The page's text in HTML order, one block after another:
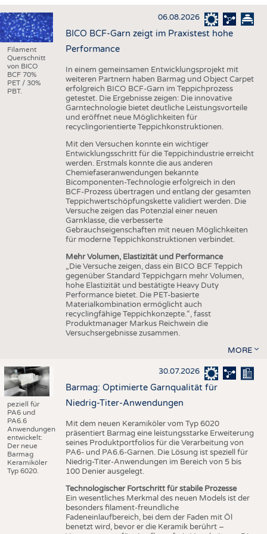
HAUS- UND HEIMTEXTILIEN
BEKLEIDUNG
TESTS
BUSINESS
UNTERNEHMEN
AUSSCHREIBUNGEN
DTV AUSSCHREIBUNGSDIENST
STATISTICS
ADRESSEN & LINKS
PUBLIKATIONEN
BRANCHENTERMINE
Filament
Querschnitt
von BICO
BCF 70%
PET / 30%
PBT.
06.08.2026
BICO BCF-Garn zeigt im Praxistest hohe
Performance
In einem gemeinsamen Entwicklungsprojekt mit
weiteren Partnern haben Barmag und Object Carpet
erfolgreich BICO BCF-Garn im Teppichprozess
getestet. Die Ergebnisse zeigen: Die innovative
Garntechnologie bietet deutliche Leistungsvorteile
und eröffnet neue Möglichkeiten für
recyclingorientierte Teppichkonstruktionen.
Mit den Versuchen konnte ein wichtiger
Entwicklungsschritt für die Teppichindustrie erreicht
werden. Erstmals konnte die aus anderen
Chemiefaseranwendungen bekannte
Bicomponenten-Technologie erfolgreich in den
BCF-Prozess übertragen und entlang der gesamten
Teppichwertschöpfungskette validiert werden. Die
Versuche zeigen das Potenzial einer neuen
Garnklasse, die verbesserte
Gebrauchseigenschaften mit neuen Möglichkeiten
für moderne Teppichkonstruktionen verbindet.
Mehr Volumen, Elastizität und Performance
„Die Versuche zeigen, dass ein BICO BCF Teppich
gegenüber Standard Teppichgarn mehr Volumen,
hohe Elastizität und bestätigte Heavy Duty
Performance bietet. Die PET-basierte
Materialkombination ermöglicht auch
recyclingfähige Teppichkonzepte.“, fasst
Produktmanager Markus Reichwein die
Versuchsergebnisse zusammen.
MORE
peziell für
PA6 und
PA6.6
Anwendungen
entwickelt:
Der neue
Barmag
Keramiköler
Typ 6020.
30.07.2026
Barmag: Optimierte Garnqualität für
Niedrig-Titer-Anwendungen
Mit dem neuen Keramiköler vom Typ 6020
präsentiert Barmag eine leistungsstarke Erweiterung
seines Produktportfolios für die Verarbeitung von
PA6- und PA6.6-Garnen. Die Lösung ist speziell für
Niedrig-Titer-Anwendungen im Bereich von 5 bis
100 Denier ausgelegt.
Technologischer Fortschritt für stabile Prozesse
Ein wesentliches Merkmal des neuen Models ist der
besonders filament-freundliche
Fadeneinlaufbereich, bei dem der Faden mit Öl
benetzt wird, bevor er die Keramik berührt –